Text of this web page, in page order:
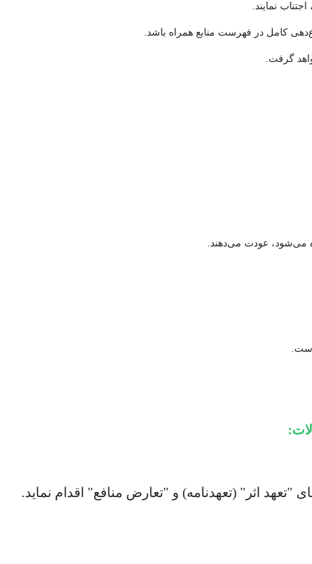
نمایند.
کامل در فهرست منابع همراه باشد.
گرفت.
می‌شود، عودت می‌دهند.
"تعهد اثر" (تعهدنامه) و "تعارض منافع" اقدام نماید.